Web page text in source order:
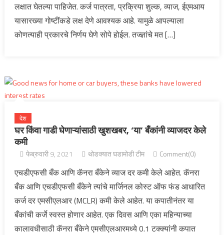
लक्षात घेतल्या पाहिजेत. कर्ज पात्रता, प्रक्रिया शुल्क, व्याज, ईएमआय
यासारख्या गोष्टींकडे लक्ष देणे आवश्यक आहे. यामुळे आपल्याला
कोणत्याही प्रकारचे निर्णय घेणे सोपे होईल. तज्ज्ञांचे मत […]
देश
घर किंवा गाडी घेणाऱ्यांसाठी खुशखबर, ‘या’ बँकांनी व्याजदर केले
कमी
फेब्रुवारी 9, 2021 थोडक्यात घडामोडी टीम Comment(0)
एचडीएफसी बँक आणि कॅनरा बँकेने व्याज दर कमी केले आहेत. कॅनरा
बँक आणि एचडीएफसी बँकेने त्यांचे मार्जिनल कोस्ट ऑफ फंड आधारित
कर्ज दर एमसीएलआर (MCLR) कमी केले आहेत. या कपातीनंतर या
बँकांची कर्जे स्वस्त होणार आहेत. एक दिवस आणि एका महिन्याच्या
कालावधीसाठी कॅनरा बँकेने एमसीएलआरमध्ये 0.1 टक्क्यांनी कपात